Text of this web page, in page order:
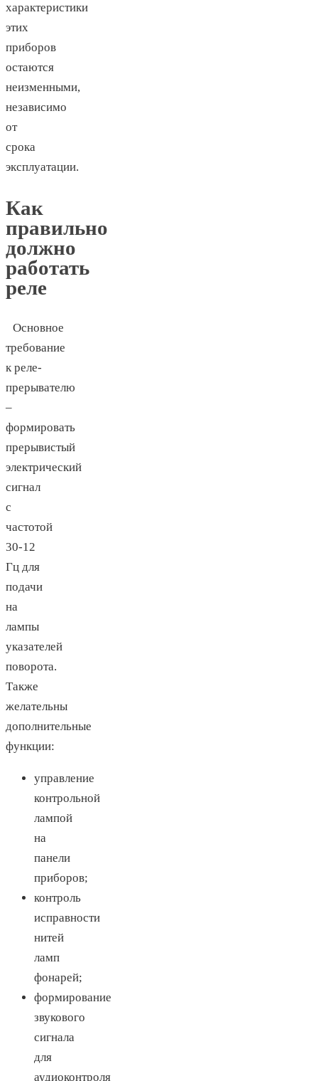
характеристики
этих
приборов
остаются
неизменными,
независимо
от
срока
эксплуатации.
Как
правильно
должно
работать
реле
Основное
требование
к реле-
прерывателю
–
формировать
прерывистый
электрический
сигнал
с
частотой
30-12
Гц для
подачи
на
лампы
указателей
поворота.
Также
желательны
дополнительные
функции:
управление
контрольной
лампой
на
панели
приборов;
контроль
исправности
нитей
ламп
фонарей;
формирование
звукового
сигнала
для
аудиоконтроля